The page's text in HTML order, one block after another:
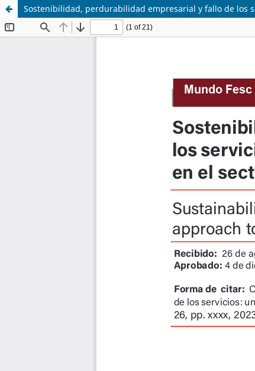
Sostenibilidad, perdurabilidad empresarial y fallo de los